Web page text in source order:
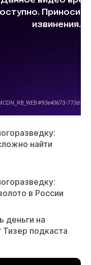
найти
в России
деньги на
Тизер подкаста